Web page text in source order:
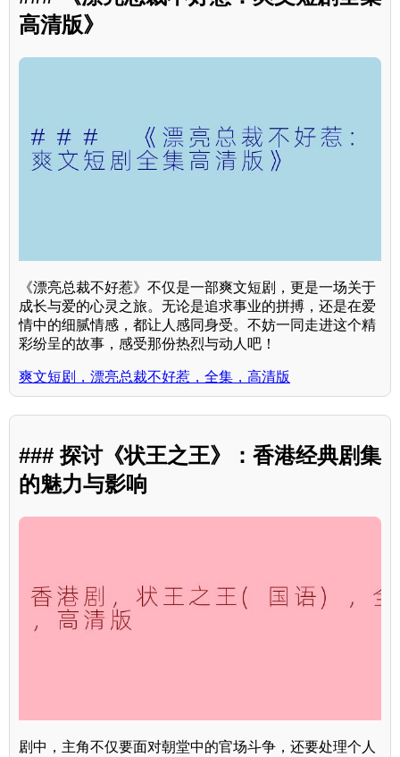
高清版》
《漂亮总裁不好惹》不仅是一部爽文短剧，更是一场关于
成长与爱的心灵之旅。无论是追求事业的拼搏，还是在爱
情中的细腻情感，都让人感同身受。不妨一同走进这个精
彩纷呈的故事，感受那份热烈与动人吧！
爽文短剧，漂亮总裁不好惹，全集，高清版
### 探讨《状王之王》：香港经典剧集
的魅力与影响
剧中，主角不仅要面对朝堂中的官场斗争，还要处理个人